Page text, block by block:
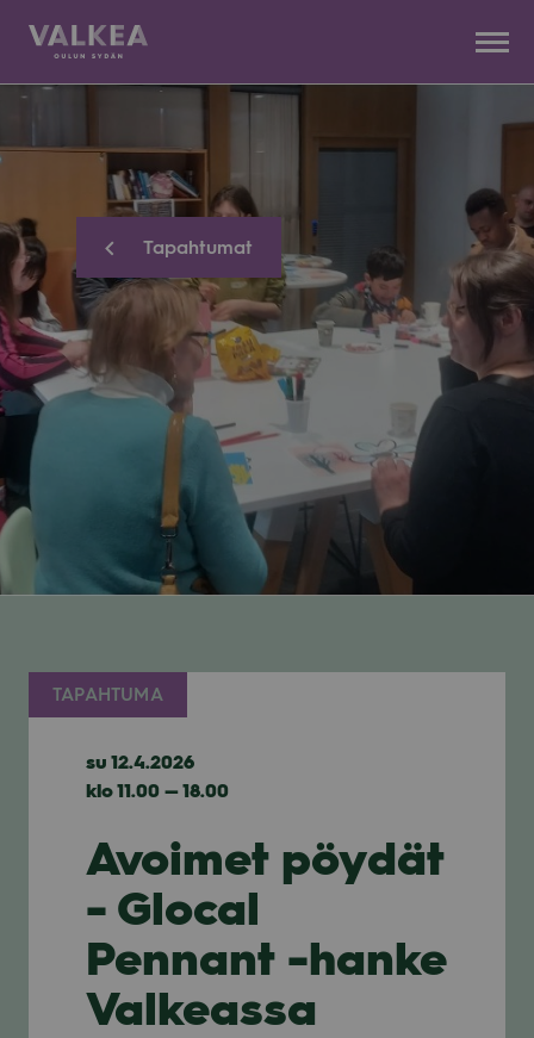
Siirry
Tapahtumat
TAPAHTUMA
su 12.4.2026
klo 11.00 — 18.00
Avoimet pöydät
- Glocal
Pennant -hanke
Valkeassa